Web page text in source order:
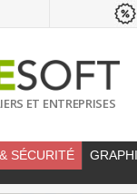
ET ENTREPRISES
SÉCURITÉ